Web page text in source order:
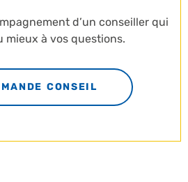
d’un conseiller qui
mieux à vos questions.
CONSEIL